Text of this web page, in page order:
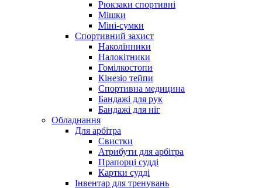
Рюкзаки спортивні
Мішки
Міні-сумки
Спортивний захист
Наколінники
Налокітники
Гомілкостопи
Кінезіо тейпи
Спортивна медицина
Бандажі для рук
Бандажі для ніг
Обладнання
Для арбітра
Свистки
Атрибути для арбітра
Прапорці судді
Картки судді
Інвентар для тренувань